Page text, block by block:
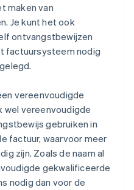
maken van
Je kunt het ook
ontvangstbewijzen
factuursysteem nodig
vereenvoudigde
vereenvoudigde
gebruiken in
factuur, waarvoor meer
zijn. Zoals de naam al
gekwalificeerde
nodig dan voor de